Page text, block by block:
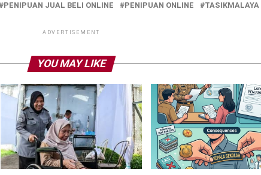
PENIPUAN JUAL BELI ONLINE PENIPUAN ONLINE TASIKMALAYA
ADVERTISEMENT
YOU MAY LIKE